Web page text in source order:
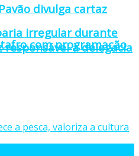
divulga cartaz
com programação
irregular durante
responsável à delegacia